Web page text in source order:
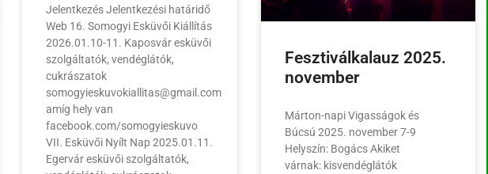
Jelentkezés Jelentkezési határidő
Web 16. Somogyi Esküvői Kiállítás
2026.01.10-11. Kaposvár esküvői
szolgáltatók, vendéglátók,
cukrászatok
somogyieskuvokiallitas@gmail.com
amíg hely van
facebook.com/somogyieskuvo
VII. Esküvői Nyílt Nap 2025.01.11.
Egervár esküvői szolgáltatók,
Fesztiválkalauz 2025.
november
Márton-napi Vigasságok és
Búcsú 2025. november 7-9
Helyszín: Bogács Akiket
várnak: kisvendéglátók